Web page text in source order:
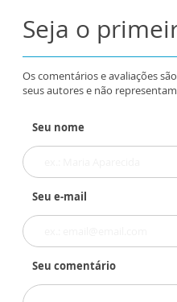
Seja o
Os comentários e avaliações
seus autores e não
Seu nome
Seu e-mail
Seu comentário